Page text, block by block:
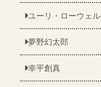
ユーリ・ローウェル
夢野幻太郎
幸平創真